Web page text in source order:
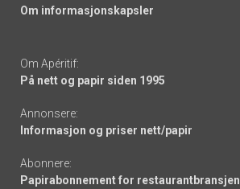
Om informasjonskapsler
Om Apéritif:
På nett og papir siden 1995
Annonsere:
Informasjon og priser nett/papir
Abonnere:
Papirabonnement for restaurantbransjen